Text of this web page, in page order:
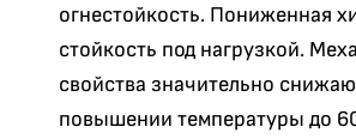
огнестойкость. Пониженная
стойкость под нагрузкой.
свойства значительно
повышении температуры до